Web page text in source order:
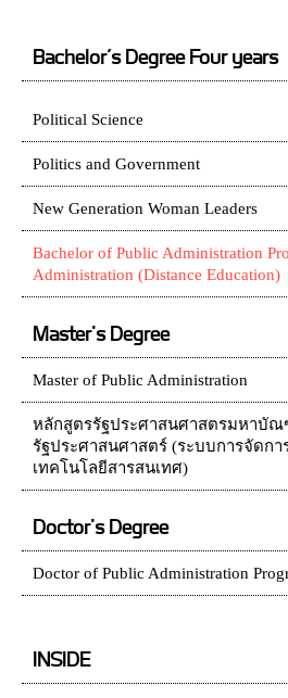
Bachelor’s Degree Four years
Political Science
Politics and Government
New Generation Woman Leaders
Bachelor of Public Administration
Administration (Distance Education)
Master's Degree
Master of Public Administration
หลักสูตรรัฐประศาสนศาสตรมหาบัณ
รัฐประศาสนศาสตร์ (ระบบการจัดก
เทคโนโลยีสารสนเทศ)
Doctor's Degree
Doctor of Public Administration
INSIDE